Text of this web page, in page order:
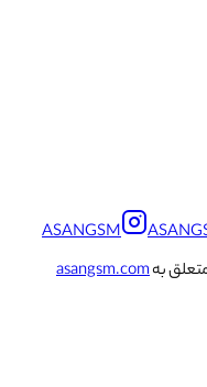
ASANGSM
بهasangsm.com